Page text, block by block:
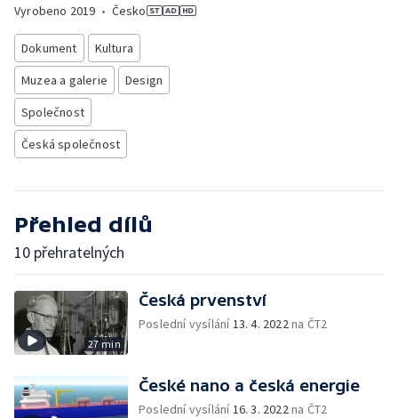
Vyrobeno 2019 • Česko
Dokument
Kultura
Muzea a galerie
Design
Společnost
Česká společnost
Přehled dílů
10 přehratelných
27 min
Česká prvenství
Poslední vysílání13. 4. 2022na ČT2
České nano a česká energie
Poslední vysílání16. 3. 2022na ČT2